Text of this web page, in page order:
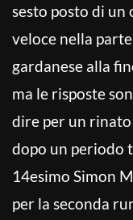
sesto posto di
veloce nella
gardanese alla
ma le risposte
dire per un rinato
dopo un periodo
14esimo Simon
per la seconda